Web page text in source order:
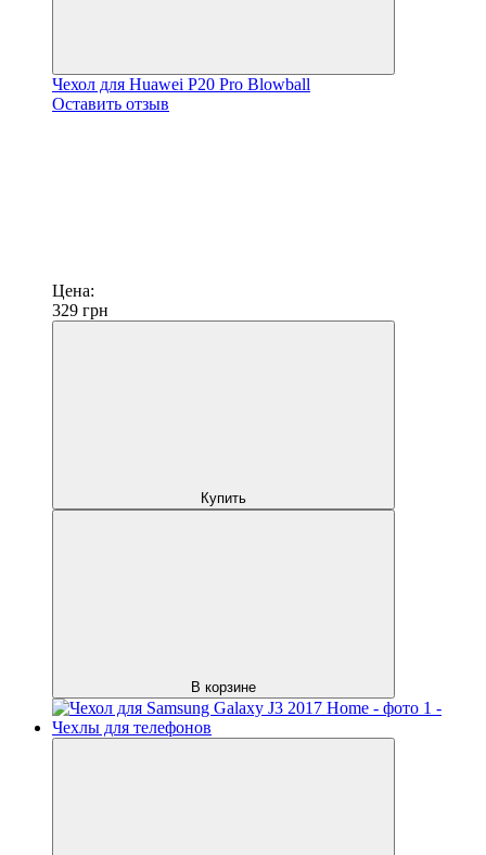
Чехол для Huawei P20 Pro Blowball
Оставить отзыв
Цена:
329 грн
Купить
В корзине